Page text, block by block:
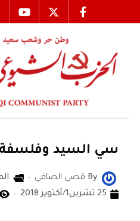
سي السيد وفلسفة
By قصي الصافي
25 تشرين1/أكتوير 2018